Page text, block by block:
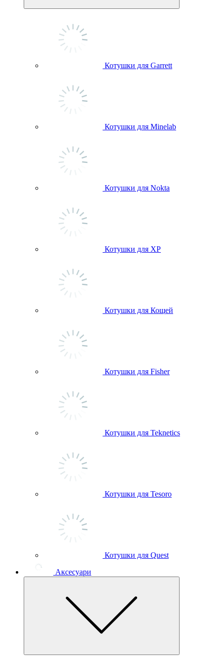
Котушки для Garrett
Котушки для Minelab
Котушки для Nokta
Котушки для ХР
Котушки для Кощей
Котушки для Fisher
Котушки для Teknetics
Котушки для Tesoro
Котушки для Quest
Аксесуари